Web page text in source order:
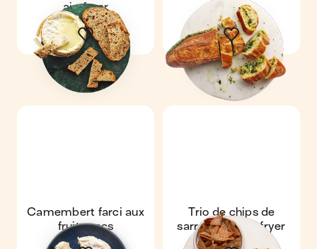
air-fryer
Camembert farci aux
fruits secs
Trio de chips de
sarrasin au air-fryer